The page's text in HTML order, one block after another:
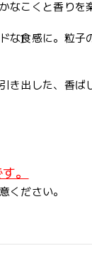
こくと香りを
な食感に。粒子
き出した、香ば
。
ください。